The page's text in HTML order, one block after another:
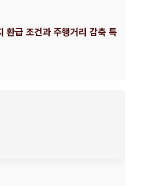
환급 조건과 주행거리 감축 특